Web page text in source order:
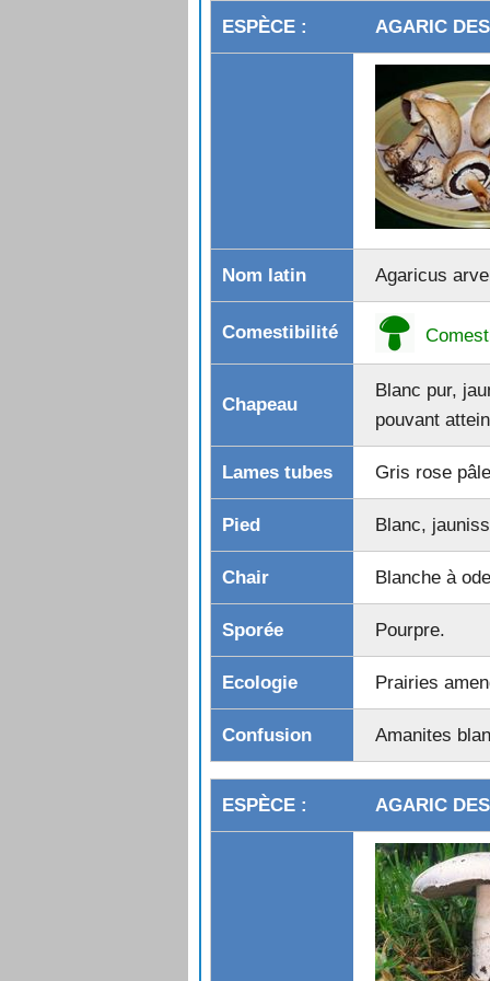
RUSSULE JOLIE
RUSSULE SARDOINE
RUSSULE VERDOYANTE
TRICHOLOME À ODEUR DE
TRICHOLOME AGRÉGÉ
TRICHOLOME COLOMBETTE
TRICHOLOME COMME BRÛLÉ
TRICHOLOME DE LA SAINT-
TRICHOLOME DES PEUPLIERS
TRICHOLOME DISJOINT
TRICHOLOME PRÉTENTIEUX
TRICHOLOME RUTILANT
TRICHOLOME SOUFRÉ
TRICHOLOME SQUAMEUX
TRICHOLOME TERREUX (Petit
TRICHOLOME TIGRÉ
TRICHOLOME VERGETÉ
AGARIC
Agaricus
Blanc pur,
pouvant
Gris rose
Blanc,
Blanche à
Pourpre.
Prairies
Amanites
AGARIC